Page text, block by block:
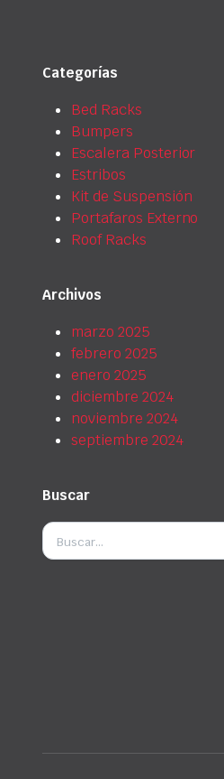
Categorías
Bed Racks
Bumpers
Escalera Posterior
Estribos
Kit de Suspensión
Portafaros Externo
Roof Racks
Archivos
marzo 2025
febrero 2025
enero 2025
diciembre 2024
noviembre 2024
septiembre 2024
Buscar